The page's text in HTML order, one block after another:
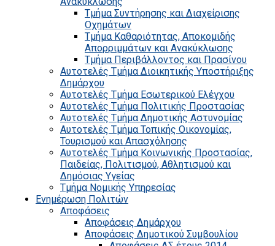
Τμήμα Συντήρησης και Διαχείρισης
Οχημάτων
Τμήμα Καθαριότητας, Αποκομιδής
Απορριμμάτων και Ανακύκλωσης
Τμήμα Περιβάλλοντος και Πρασίνου
Αυτοτελές Τμήμα Διοικητικής Υποστήριξης
Δημάρχου
Αυτοτελές Τμήμα Εσωτερικού Ελέγχου
Αυτοτελές Τμήμα Πολιτικής Προστασίας
Αυτοτελές Τμήμα Δημοτικής Αστυνομίας
Αυτοτελές Τμήμα Τοπικής Οικονομίας,
Τουρισμού και Απασχόλησης
Αυτοτελές Τμήμα Κοινωνικής Προστασίας,
Παιδείας, Πολιτισμού, Αθλητισμού και
Δημόσιας Υγείας
Τμήμα Νομικής Υπηρεσίας
Ενημέρωση Πολιτών
Αποφάσεις
Αποφάσεις Δημάρχου
Αποφάσεις Δημοτικού Συμβουλίου